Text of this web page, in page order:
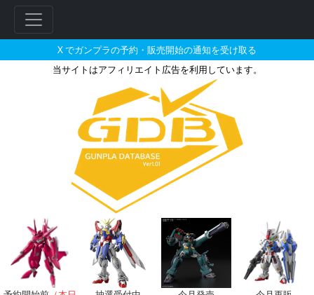
X でガンプラの予約・販売開始の通知を受け取る
当サイトはアフィリエイト広告を利用しています。
HGBC 1/144 ビルドブースター